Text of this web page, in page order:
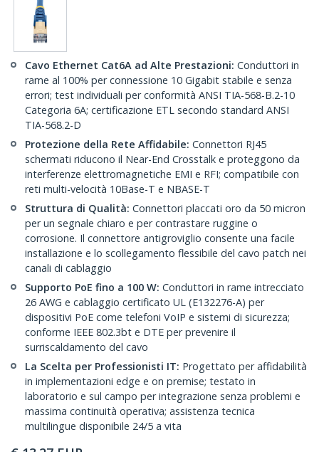
Cavo Ethernet Cat6A ad Alte Prestazioni: Conduttori in
rame al 100% per connessione 10 Gigabit stabile e senza
errori; test individuali per conformità ANSI TIA-568-B.2-10
Categoria 6A; certificazione ETL secondo standard ANSI
TIA-568.2-D
Protezione della Rete Affidabile: Connettori RJ45
schermati riducono il Near-End Crosstalk e proteggono da
interferenze elettromagnetiche EMI e RFI; compatibile con
reti multi-velocità 10Base-T e NBASE-T
Struttura di Qualità: Connettori placcati oro da 50 micron
per un segnale chiaro e per contrastare ruggine o
corrosione. Il connettore antigroviglio consente una facile
installazione e lo scollegamento flessibile del cavo patch nei
canali di cablaggio
Supporto PoE fino a 100 W: Conduttori in rame intrecciato
26 AWG e cablaggio certificato UL (E132276-A) per
dispositivi PoE come telefoni VoIP e sistemi di sicurezza;
conforme IEEE 802.3bt e DTE per prevenire il
surriscaldamento del cavo
La Scelta per Professionisti IT: Progettato per affidabilità
in implementazioni edge e on premise; testato in
laboratorio e sul campo per integrazione senza problemi e
massima continuità operativa; assistenza tecnica
multilingue disponibile 24/5 a vita